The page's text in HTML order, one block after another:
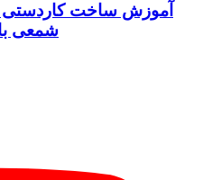
آموزش ساخت کاردستی
شمعی